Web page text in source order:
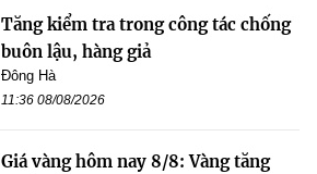
Tăng kiểm tra trong công tác chống
buôn lậu, hàng giả
Đông Hà
11:36 08/08/2026
Giá vàng hôm nay 8/8: Vàng tăng